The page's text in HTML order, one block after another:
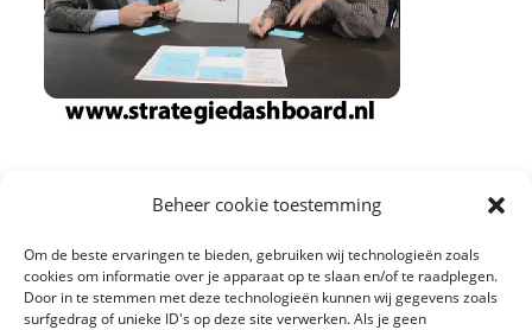
Beheer cookie toestemming
Om de beste ervaringen te bieden, gebruiken wij technologieën zoals
cookies om informatie over je apparaat op te slaan en/of te raadplegen.
Door in te stemmen met deze technologieën kunnen wij gegevens zoals
surfgedrag of unieke ID's op deze site verwerken. Als je geen